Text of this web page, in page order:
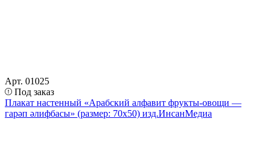
Арт. 01025
Под заказ
Плакат настенный «Арабский алфавит фрукты-овощи —
гарәп әлифбасы» (размер: 70х50) изд.ИнсанМедиа